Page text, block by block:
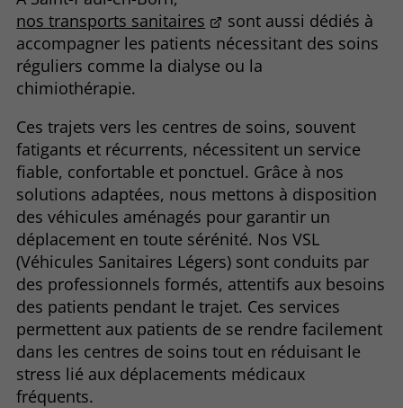
nos transports sanitaires
sont aussi dédiés à
accompagner les patients nécessitant des soins
réguliers comme la dialyse ou la
chimiothérapie.
Ces trajets vers les centres de soins, souvent
fatigants et récurrents, nécessitent un service
fiable, confortable et ponctuel. Grâce à nos
solutions adaptées, nous mettons à disposition
des véhicules aménagés pour garantir un
déplacement en toute sérénité. Nos VSL
(Véhicules Sanitaires Légers) sont conduits par
des professionnels formés, attentifs aux besoins
des patients pendant le trajet. Ces services
permettent aux patients de se rendre facilement
dans les centres de soins tout en réduisant le
stress lié aux déplacements médicaux
fréquents.